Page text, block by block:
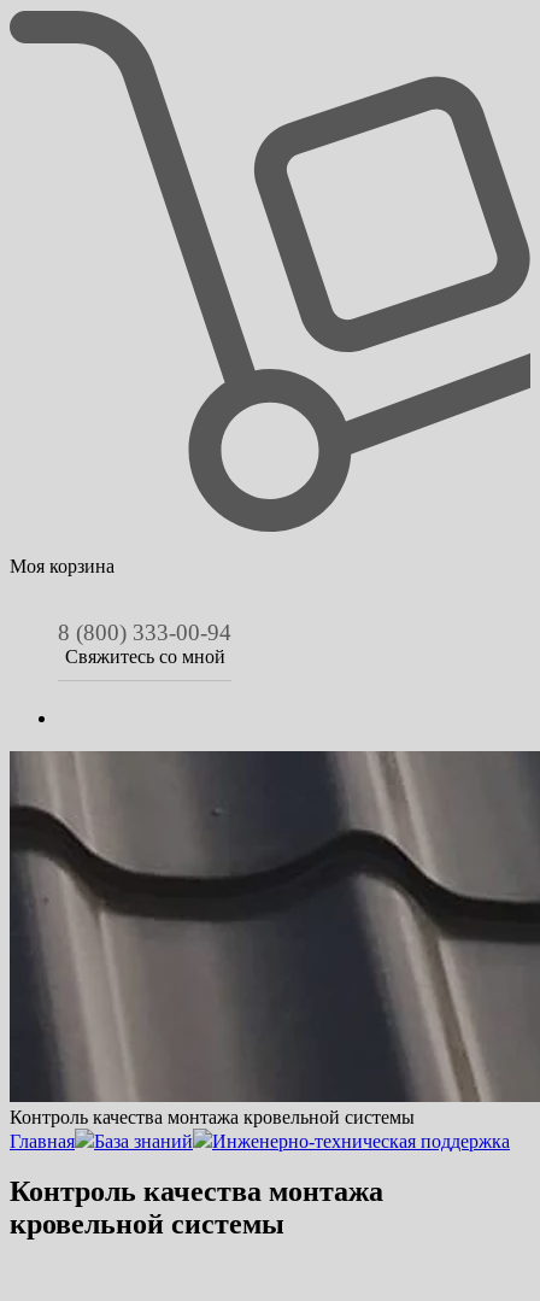
Моя корзина
8 (800) 333-00-94
Свяжитесь со мной
Контроль качества монтажа кровельной системы
Главная
База знаний Инженерно-техническая поддержка
Контроль качества монтажа
кровельной системы